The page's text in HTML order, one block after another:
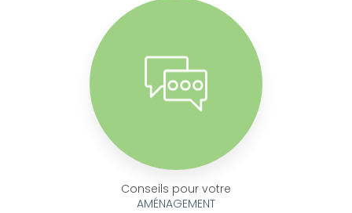
Conseils pour votre
AMÉNAGEMENT